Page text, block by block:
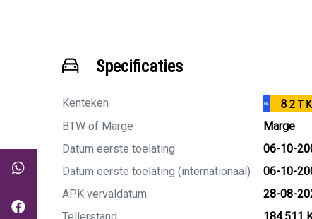
Specificaties
Kenteken NL
BTW of Marge
Marge
Datum eerste toelating
06-10-
Datum eerste toelating (internationaal)
06-10-
APK vervaldatum
28-08-